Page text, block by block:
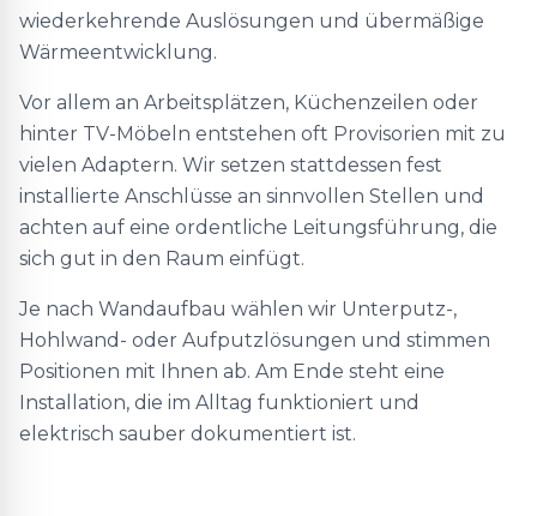
wiederkehrende Auslösungen und übermäßige
Wärmeentwicklung.
Vor allem an Arbeitsplätzen, Küchenzeilen oder
hinter TV-Möbeln entstehen oft Provisorien mit zu
vielen Adaptern. Wir setzen stattdessen fest
installierte Anschlüsse an sinnvollen Stellen und
achten auf eine ordentliche Leitungsführung, die
sich gut in den Raum einfügt.
Je nach Wandaufbau wählen wir Unterputz-,
Hohlwand- oder Aufputzlösungen und stimmen
Positionen mit Ihnen ab. Am Ende steht eine
Installation, die im Alltag funktioniert und
elektrisch sauber dokumentiert ist.